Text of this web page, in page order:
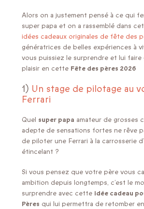
Alors on a justement pensé à ce qui
super papa et on a rassemblé dans
idées cadeaux originales de fête des
génératrices de belles expériences à
vous puissiez le surprendre et lui faire
plaisir en cette Fête des pères 2026
1) Un stage de pilotage au
Ferrari
Quel super papa amateur de grosses
adepte de sensations fortes ne rêve
de piloter une Ferrari à la carrosserie
étincelant ?
Si vous pensez que votre père vous
ambition depuis longtemps, c’est le
surprendre avec cette idée cadeau
Pères qui lui permettra de retomber